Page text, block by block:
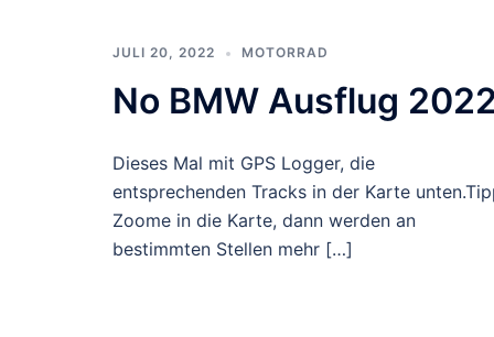
JULI 20, 2022 MOTORRAD
No BMW Ausflug 2022
Dieses Mal mit GPS Logger, die
entsprechenden Tracks in der Karte
Zoome in die Karte, dann werden an
bestimmten Stellen mehr […]